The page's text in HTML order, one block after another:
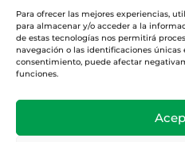
Para ofrecer las mejores experiencias,
para almacenar y/o acceder a la
de estas tecnologías nos permitirá
navegación o las identificaciones únicas
consentimiento, puede afectar
funciones.
Diseño y Posicionamiento